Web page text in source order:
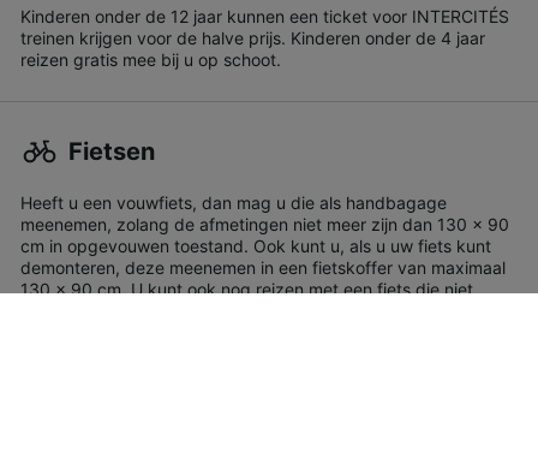
Kinderen onder de 12 jaar kunnen een ticket voor INTERCITÉS
treinen krijgen voor de halve prijs. Kinderen onder de 4 jaar
reizen gratis mee bij u op schoot.
Fietsen
Heeft u een vouwfiets, dan mag u die als handbagage
meenemen, zolang de afmetingen niet meer zijn dan 130 x 90
cm in opgevouwen toestand. Ook kunt u, als u uw fiets kunt
demonteren, deze meenemen in een fietskoffer van maximaal
130 x 90 cm. U kunt ook nog reizen met een fiets die niet